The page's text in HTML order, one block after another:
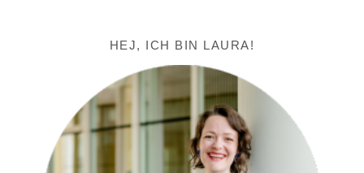
HEJ, ICH BIN LAURA!